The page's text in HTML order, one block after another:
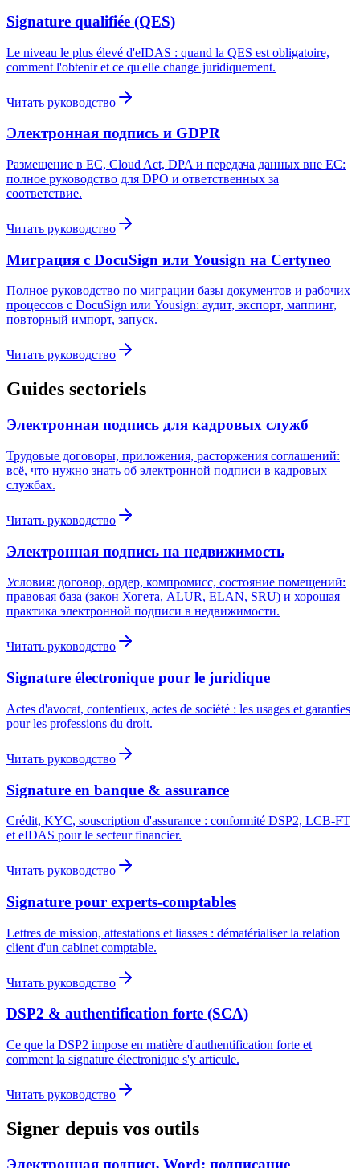
Signature qualifiée (QES)
Le niveau le plus élevé d'eIDAS : quand la QES est obligatoire,
comment l'obtenir et ce qu'elle change juridiquement.
Читать руководство
Электронная подпись и GDPR
Размещение в ЕС, Cloud Act, DPA и передача данных вне ЕС:
полное руководство для DPO и ответственных за
соответствие.
Читать руководство
Миграция с DocuSign или Yousign на Certyneo
Полное руководство по миграции базы документов и рабочих
процессов с DocuSign или Yousign: аудит, экспорт, маппинг,
повторный импорт, запуск.
Читать руководство
Guides sectoriels
Электронная подпись для кадровых служб
Трудовые договоры, приложения, расторжения соглашений:
всё, что нужно знать об электронной подписи в кадровых
службах.
Читать руководство
Электронная подпись на недвижимость
Условия: договор, ордер, компромисс, состояние помещений:
правовая база (закон Хогета, ALUR, ELAN, SRU) и хорошая
практика электронной подписи в недвижимости.
Читать руководство
Signature électronique pour le juridique
Actes d'avocat, contentieux, actes de société : les usages et garanties
pour les professions du droit.
Читать руководство
Signature en banque & assurance
Crédit, KYC, souscription d'assurance : conformité DSP2, LCB-FT
et eIDAS pour le secteur financier.
Читать руководство
Signature pour experts-comptables
Lettres de mission, attestations et liasses : dématérialiser la relation
client d'un cabinet comptable.
Читать руководство
DSP2 & authentification forte (SCA)
Ce que la DSP2 impose en matière d'authentification forte et
comment la signature électronique s'y articule.
Читать руководство
Signer depuis vos outils
Электронная подпись Word: подписание